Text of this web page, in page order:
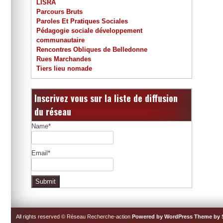
LISRA
Parcours Bruts
Paroles Et Pratiques Sociales
Pédagogie sociale développement
communautaire
Rencontres Obliques de Belledonne
Rues Marchandes
Tiers lieu nomade
Inscrivez vous sur la liste de diffusion
du réseau
Name*
Email*
All rights reserved © Réseau Recherche-action Powered by WordPress Theme by